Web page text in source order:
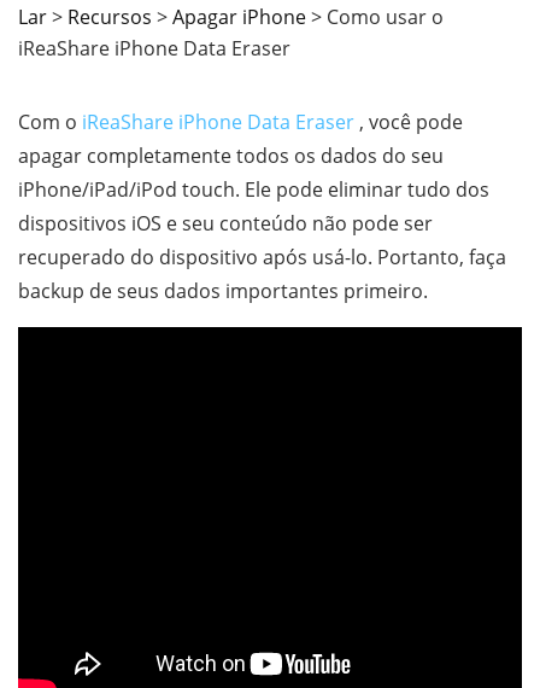
Lar> Recursos >Apagar iPhone> Como usar o
iReaShare iPhone Data Eraser
Com o iReaShare iPhone Data Eraser , você pode
apagar completamente todos os dados do seu
iPhone/iPad/iPod touch. Ele pode eliminar tudo dos
dispositivos iOS e seu conteúdo não pode ser
recuperado do dispositivo após usá-lo. Portanto, faça
backup de seus dados importantes primeiro.